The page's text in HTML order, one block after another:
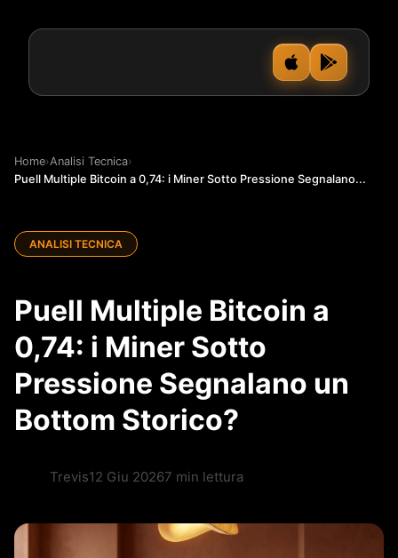
Home›Analisi Tecnica›
Puell Multiple Bitcoin a 0,74: i Miner Sotto Pressione Segnalano...
ANALISI TECNICA
Puell Multiple Bitcoin a
0,74: i Miner Sotto
Pressione Segnalano un
Bottom Storico?
Trevis12 Giu 20267 min lettura